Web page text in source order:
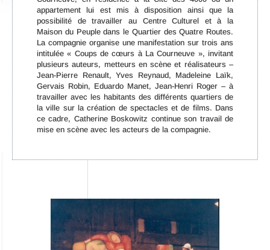
appartement lui est mis à disposition ainsi que la
possibilité de travailler au Centre Culturel et à la
Maison du Peuple dans le Quartier des Quatre Routes.
La compagnie organise une manifestation sur trois ans
intitulée « Coups de cœurs à La Courneuve », invitant
plusieurs auteurs, metteurs en scène et réalisateurs –
Jean-Pierre Renault, Yves Reynaud, Madeleine Laïk,
Gervais Robin, Eduardo Manet, Jean-Henri Roger – à
travailler avec les habitants des différents quartiers de
la ville sur la création de spectacles et de films. Dans
ce cadre, Catherine Boskowitz continue son travail de
mise en scène avec les acteurs de la compagnie.